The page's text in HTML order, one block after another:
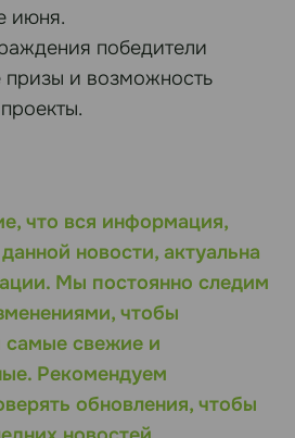
июня.
победители
призы и возможность
что вся информация,
новости, актуальна
Мы постоянно следим
чтобы
самые свежие и
Рекомендуем
обновления, чтобы